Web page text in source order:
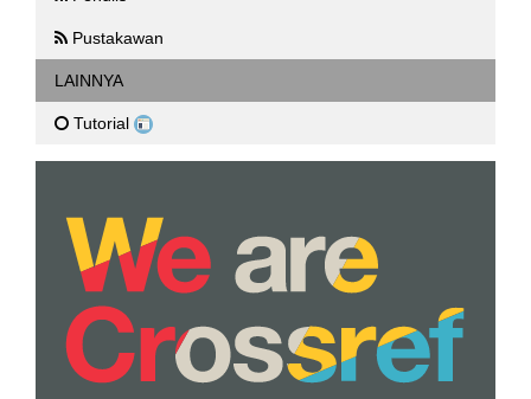
Pustakawan
LAINNYA
Tutorial